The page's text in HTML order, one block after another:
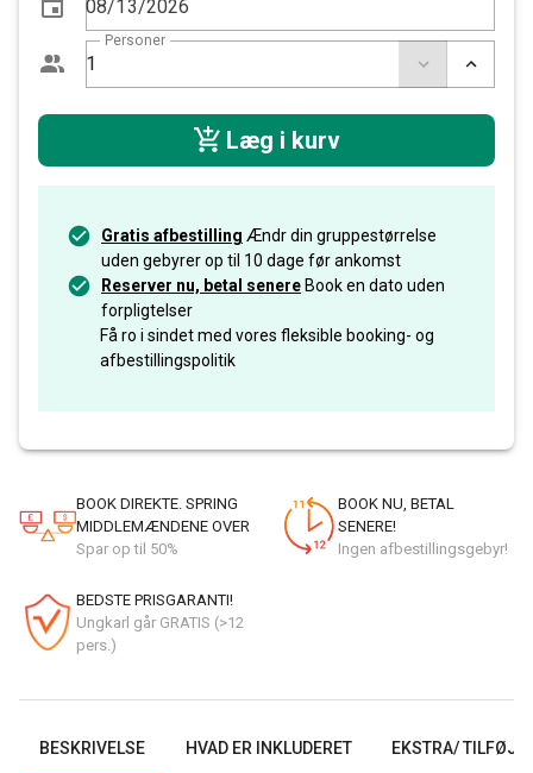
Personer
Læg i kurv
Gratis afbestilling Ændr din gruppestørrelse
uden gebyrer op til 10 dage før ankomst
Reserver nu, betal senere Book en dato uden
forpligtelser
Få ro i sindet med vores fleksible booking- og
afbestillingspolitik
BOOK DIREKTE. SPRING
MIDDLEMÆNDENE OVER
Spar op til 50%
BOOK NU, BETAL
SENERE!
Ingen afbestillingsgebyr!
BEDSTE PRISGARANTI!
Ungkarl går GRATIS (>12
pers.)
BESKRIVELSE HVAD ER INKLUDERET EKSTRA/